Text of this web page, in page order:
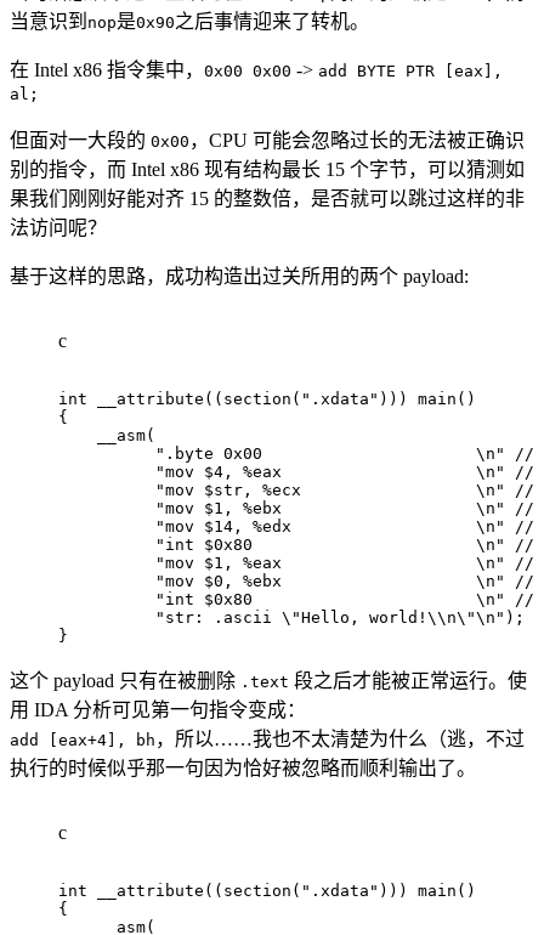
当意识到 nop是0x90之后事情迎来了转机。
在 Intel x86 指令集中， 0x00 0x00 -> add BYTE PTR [eax],
al;
但面对一大段的 0x00 ，CPU 可能会忽略过长的无法被正确识
别的指令，而 Intel x86 现有结构最长 15 个字节，可以猜测如
果我们刚刚好能对齐 15 的整数倍，是否就可以跳过这样的非
法访问呢？
基于这样的思路，成功构造出过关所用的两个 payload:
c
int __attribute ( ( section ( ".xdata" ) ) ) main ( )
{
__asm(
".byte 0x00                      \n"
//
"mov $4, %eax                    \n"
//
"mov $str, %ecx                  \n"
//
"mov $1, %ebx                    \n"
//
"mov $14, %edx                   \n"
//
"int $0x80                       \n"
//
"mov $1, %eax                    \n"
//
"mov $0, %ebx                    \n"
//
"int $0x80                       \n"
//
"str: .ascii \"Hello, world!\\n\"\n" ) ;
}
这个 payload 只有在被删除 .text 段之后才能被正常运行。使
用 IDA 分析可见第一句指令变成：
add [eax+4], bh ，所以……我也不太清楚为什么（逃，不过
执行的时候似乎那一句因为恰好被忽略而顺利输出了。
c
int __attribute ( ( section ( ".xdata" ) ) ) main ( )
{
__asm(